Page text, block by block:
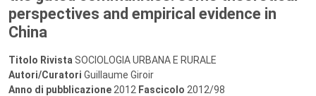
perspectives and empirical evidence in
China
Titolo Rivista SOCIOLOGIA URBANA E RURALE
Autori/Curatori Guillaume Giroir
Anno di pubblicazione 2012 Fascicolo 2012/98